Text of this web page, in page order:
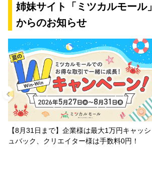
姉妹サイト「ミツカルモール」
からのお知らせ
【8月31日まで】企業様は最大1万円キャッシ
ュバック、クリエイター様は手数料0円！